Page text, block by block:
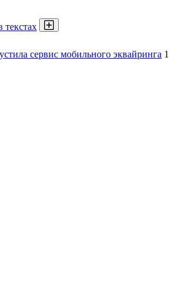
сервис мобильного эквайринга 1